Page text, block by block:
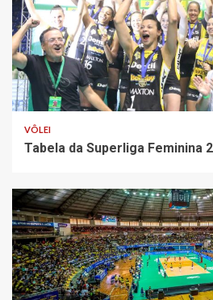
VÔLEI
Tabela da Superliga Feminina